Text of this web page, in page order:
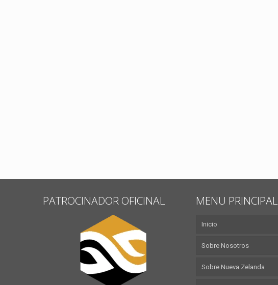
PATROCINADOR OFICINAL MENU PRINCIPAL
Inicio
Sobre Nosotros
Sobre Nueva Zelanda